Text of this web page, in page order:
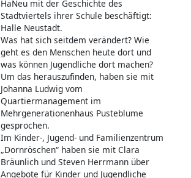
HaNeu mit der Geschichte des
Stadtviertels ihrer Schule beschäftigt:
Halle Neustadt.
Was hat sich seitdem verändert? Wie
geht es den Menschen heute dort und
was können Jugendliche dort machen?
Um das herauszufinden, haben sie mit
Johanna Ludwig vom
Quartiermanagement im
Mehrgenerationenhaus Pusteblume
gesprochen.
Im Kinder-, Jugend- und Familienzentrum
„Dornröschen“ haben sie mit Clara
Bräunlich und Steven Herrmann über
Angebote für Kinder und Jugendliche